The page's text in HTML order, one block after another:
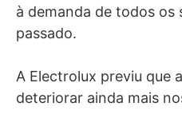
à demanda de todos os
passado.
A Electrolux previu que
deteriorar ainda mais